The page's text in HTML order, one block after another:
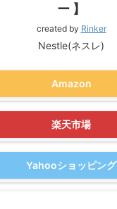
ー 】
created by Rinker
Nestle(ネスレ)
Amazon
楽天市場
Yahooショッピング